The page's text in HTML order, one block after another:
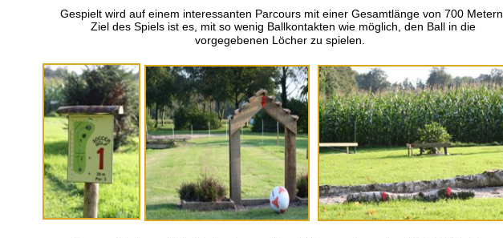
Gespielt wird auf einem interessanten Parcours mit einer Gesamtlänge von 700 Metern.
Ziel des Spiels ist es, mit so wenig Ballkontakten wie möglich, den Ball in die
vorgegebenen Löcher zu spielen.